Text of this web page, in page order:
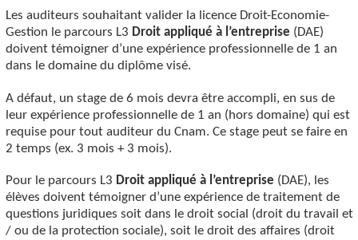
Les auditeurs souhaitant valider la licence Droit-Economie-
Gestion le parcours L3 Droit appliqué à l’entreprise (DAE)
doivent témoigner d’une expérience professionnelle de 1 an
dans le domaine du diplôme visé.
A défaut, un stage de 6 mois devra être accompli, en sus de
leur expérience professionnelle de 1 an (hors domaine) qui est
requise pour tout auditeur du Cnam. Ce stage peut se faire en
2 temps (ex. 3 mois + 3 mois).
Pour le parcours L3 Droit appliqué à l’entreprise (DAE), les
élèves doivent témoigner d’une expérience de traitement de
questions juridiques soit dans le droit social (droit du travail et
/ ou de la protection sociale), soit le droit des affaires (droit